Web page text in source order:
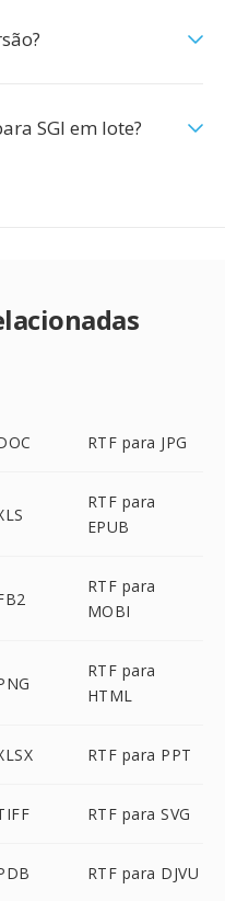
SGI em lote?
RTF para JPG
RTF para
EPUB
RTF para
MOBI
RTF para
HTML
RTF para PPT
RTF para SVG
RTF para DJVU